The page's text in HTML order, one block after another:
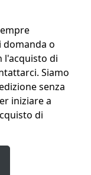
domanda o
l'acquisto di
Siamo
senza
iniziare a
di